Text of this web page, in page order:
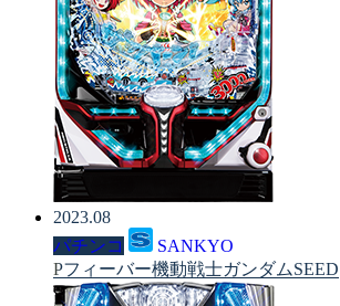
2023.08
パチンコ
SANKYO
Pフィーバー機動戦士ガンダムSEED